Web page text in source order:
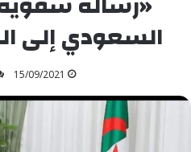
السعودي إلى
15/09/2021